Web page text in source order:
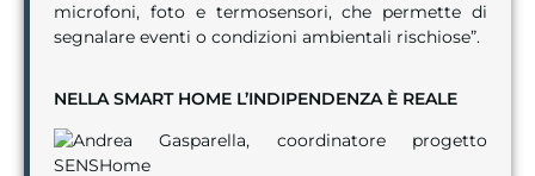
microfoni, foto e termosensori, che permette di
segnalare eventi o condizioni ambientali rischiose”.
NELLA SMART HOME L’INDIPENDENZA È REALE